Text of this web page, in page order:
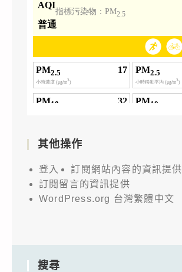
其他操作
登入
訂閱網站內容的資訊提供
訂閱留言的資訊提供
WordPress.org 台灣繁體中文
搜尋